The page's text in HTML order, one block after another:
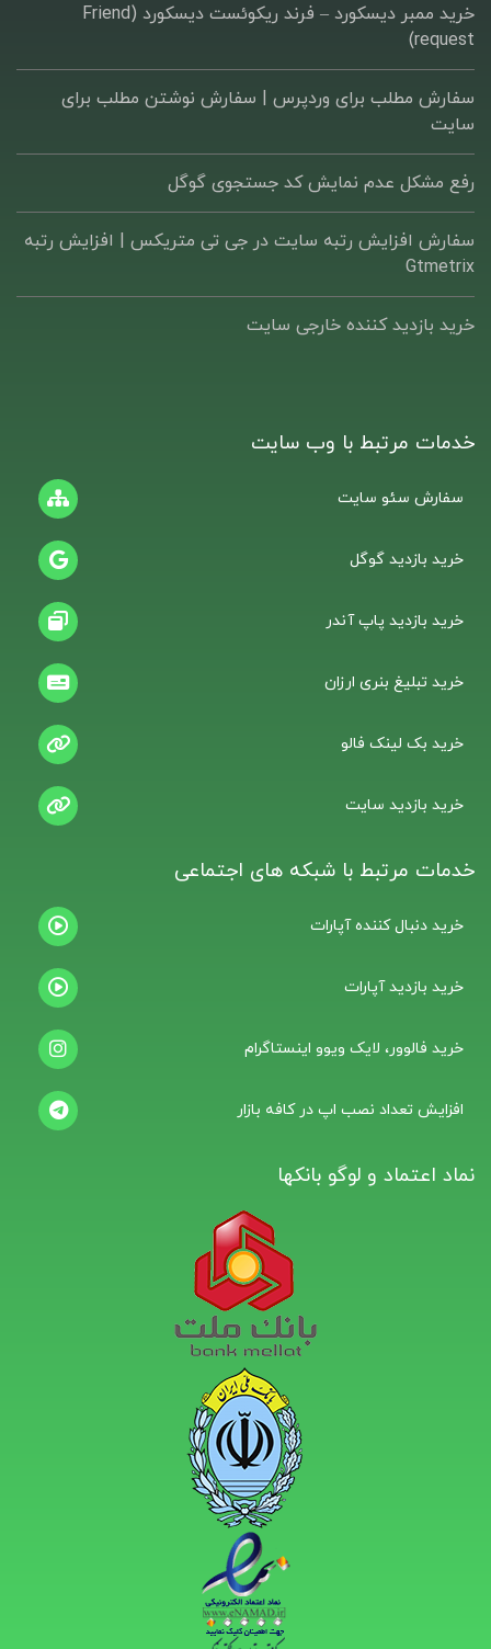
خرید ممبر دیسکورد – فرند ریکوئست دیسکورد (Friend
request)
سفارش مطلب برای وردپرس |‌ سفارش نوشتن مطلب برای
سایت
رفع مشکل عدم نمایش کد جستجوی گوگل
سفارش افزایش رتبه سایت در جی تی متریکس | افزایش رتبه
Gtmetrix
خرید بازدید کننده خارجی سایت
خدمات مرتبط با وب سایت
سفارش سئو سایت
خرید بازدید گوگل
خرید بازدید پاپ آندر
خرید تبلیغ بنری ارزان
خرید بک لینک فالو
خرید بازدید سایت
خدمات مرتبط با شبکه های اجتماعی
خرید دنبال کننده آپارات
خرید بازدید آپارات
خرید فالوور، لایک ویوو اینستاگرام
افزایش تعداد نصب اپ در کافه بازار
نماد اعتماد و لوگو بانکها